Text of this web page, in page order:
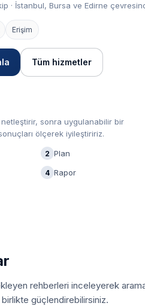
· İstanbul, Bursa ve Edirne
Erişim
Tüm hizmetler
sonra uygulanabilir bir
ölçerek iyileştiririz.
2 Plan
4 Rapor
rehberleri inceleyerek
birlikte güçlendirebilirsiniz.